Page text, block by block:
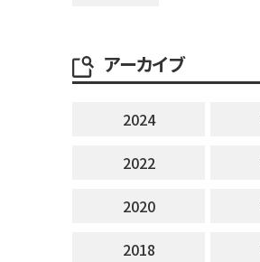
アーカイブ
2024
2022
2020
2018